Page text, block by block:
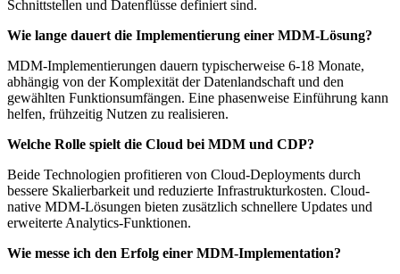
Schnittstellen und Datenflüsse definiert sind.
Wie lange dauert die Implementierung einer MDM-Lösung?
MDM-Implementierungen dauern typischerweise 6-18 Monate,
abhängig von der Komplexität der Datenlandschaft und den
gewählten Funktionsumfängen. Eine phasenweise Einführung kann
helfen, frühzeitig Nutzen zu realisieren.
Welche Rolle spielt die Cloud bei MDM und CDP?
Beide Technologien profitieren von Cloud-Deployments durch
bessere Skalierbarkeit und reduzierte Infrastrukturkosten. Cloud-
native MDM-Lösungen bieten zusätzlich schnellere Updates und
erweiterte Analytics-Funktionen.
Wie messe ich den Erfolg einer MDM-Implementation?